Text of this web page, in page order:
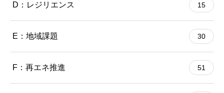
D：レジリエンス 15
E：地域課題 30
F：再エネ推進 51